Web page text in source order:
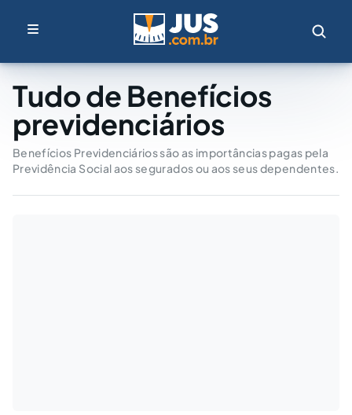
Tudo de Benefícios
previdenciários
Benefícios Previdenciários são as importâncias pagas pela
Previdência Social aos segurados ou aos seus dependentes.